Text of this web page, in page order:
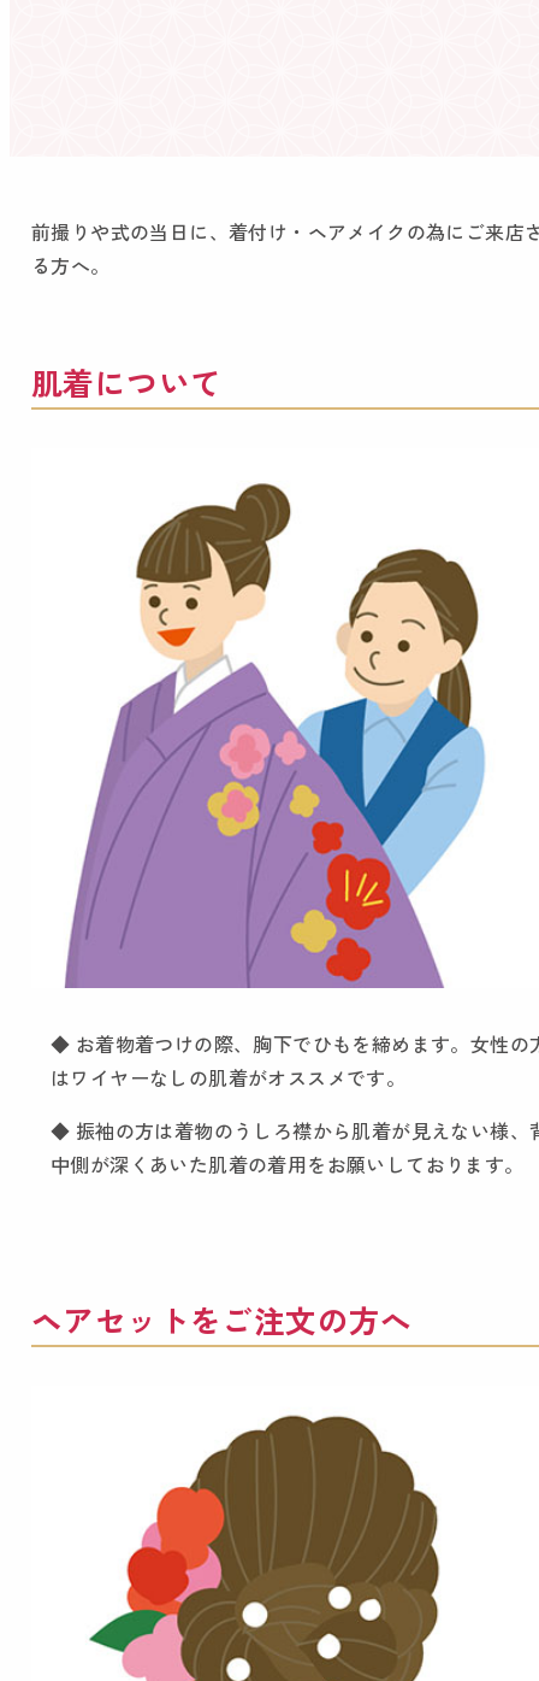
前撮りや式の当日に、着付け・ヘアメイクの為にご来店
る方へ。
肌着について
◆ お着物着つけの際、胸下でひもを締めます。女性の
はワイヤーなしの肌着がオススメです。
◆ 振袖の方は着物のうしろ襟から肌着が見えない様、
中側が深くあいた肌着の着用をお願いしております。
ヘアセットをご注文の方へ